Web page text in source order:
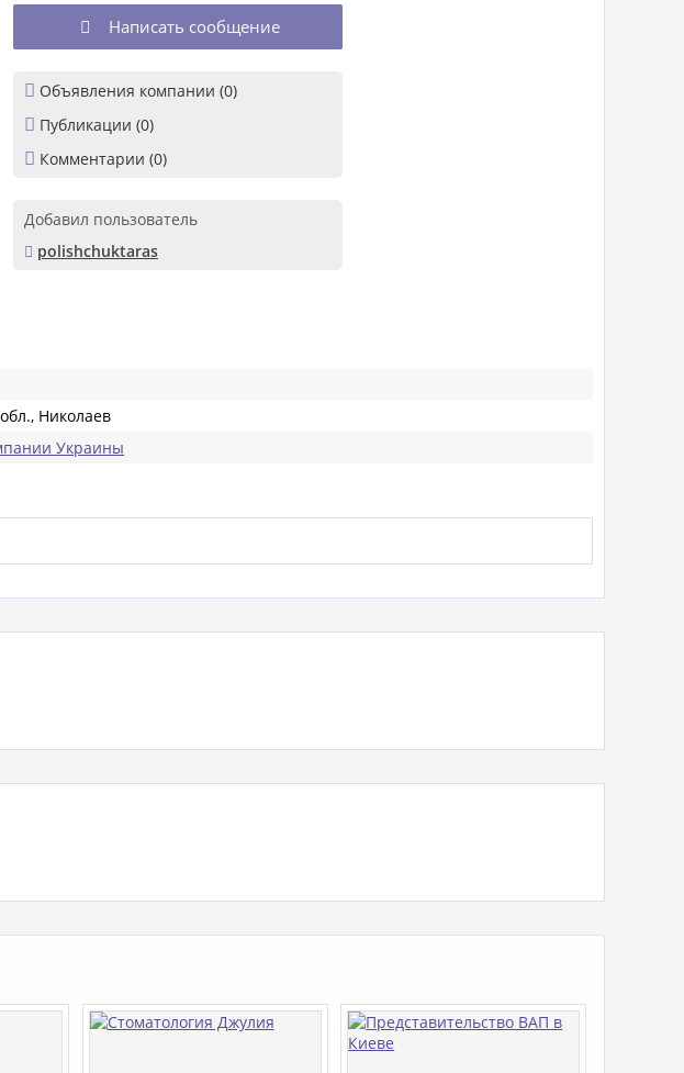
 Написать сообщение
 Объявления компании (0)
 Публикации (0)
 Комментарии (0)
Добавил пользователь
 polishchuktaras
Николаев
Украины